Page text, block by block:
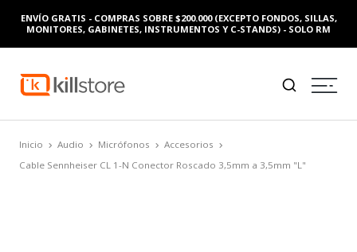
ENVÍO GRATIS - COMPRAS SOBRE $200.000 (EXCEPTO FONDOS, SILLAS,
MONITORES, GABINETES, INSTRUMENTOS Y C-STANDS) - SOLO RM
Inicio Audio Micrófonos
Accesorios
Cable Sennheiser CL 1-N Conector Roscado 3,5mm a 3,5mm "L"